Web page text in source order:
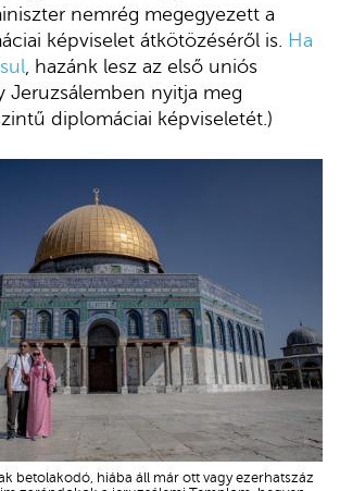
nemrég megegyezett a
képviselet átkötözéséről is. Ha
, hazánk lesz az első uniós
Jeruzsálemben nyitja meg
diplomáciai képviseletét.)
betolakodó, hiába áll már ott vagy ezerhatszáz